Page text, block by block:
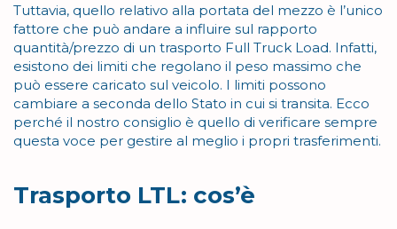
Tuttavia, quello relativo alla portata del mezzo è l’unico
fattore che può andare a influire sul rapporto
quantità/prezzo di un trasporto Full Truck Load. Infatti,
esistono dei limiti che regolano il peso massimo che
può essere caricato sul veicolo. I limiti possono
cambiare a seconda dello Stato in cui si transita. Ecco
perché il nostro consiglio è quello di verificare sempre
questa voce per gestire al meglio i propri trasferimenti.
Trasporto LTL: cos’è